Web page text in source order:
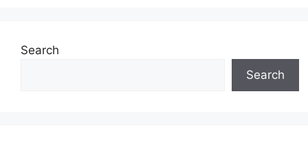
Search
Search